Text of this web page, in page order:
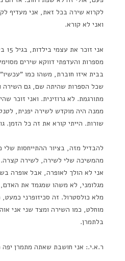
לקרוא שירה בכל זאת, אני מעדיף
ואני לא קורא.
מספרות והעדפתי דווקא שירים
בבית איזו חוברת, משהו כמו
שכל הספרות שהיתה שם, גם השירה
מתורגמת. לא גרוזינית. ואני זוכר
ממנה היה מוקדש לשירה יפנית,
שורות. הייתי קורא את זה כל הזמן.
להבדיל מזה, בציור ההתייחסות שלי
מהמשיכה שלי לשירה, לשירה קצרה.
אני לא הולך לאופרה, אבל אופרה
מגלומני, לא משהו שמגמד את האדם,
מלא כולסטרול. זה סכיזופרני כמעט,
מוחלט, כמו השירה ומצד שני אני
בלתמרן.
ר.א.י.: אני חושבת שאתה מתמרן יפה